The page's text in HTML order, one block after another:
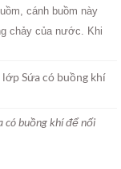
cánh buồm này
chảy của nước. Khi
có buồng khí để nối